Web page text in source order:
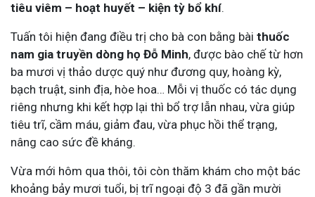
tiêu viêm – hoạt huyết – kiện tỳ bổ khí.
Tuấn tôi hiện đang điều trị cho bà con bằng bài thuốc
nam gia truyền dòng họ Đỗ Minh, được bào chế từ hơn
ba mươi vị thảo dược quý như đương quy, hoàng kỳ,
bạch truật, sinh địa, hòe hoa… Mỗi vị thuốc có tác dụng
riêng nhưng khi kết hợp lại thì bổ trợ lẫn nhau, vừa giúp
tiêu trĩ, cầm máu, giảm đau, vừa phục hồi thể trạng,
nâng cao sức đề kháng.
Vừa mới hôm qua thôi, tôi còn thăm khám cho một bác
khoảng bảy mươi tuổi, bị trĩ ngoại độ 3 đã gần mười